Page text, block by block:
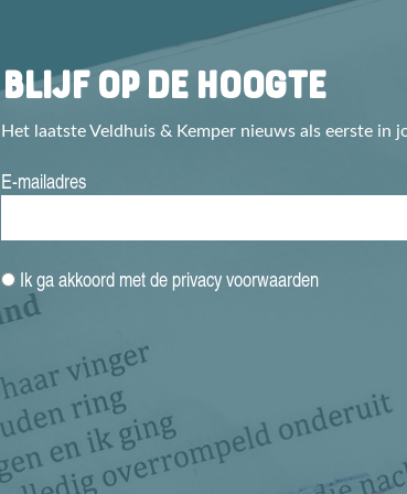
BLIJF OP DE HOOGTE
Het laatste Veldhuis & Kemper nieuws als eerste in
E-mailadres
Ik ga akkoord met de privacy voorwaarden